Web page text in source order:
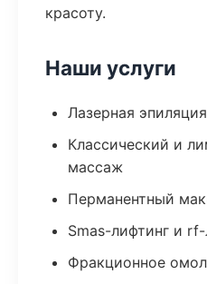
красоту.
Наши услуги
Лазерная
Классический и
массаж
Перманентный
Smas-лифтинг и
Фракционное